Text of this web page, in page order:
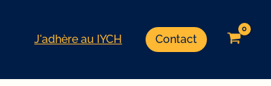
J'adhère au IYCH Contact